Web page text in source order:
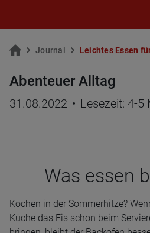
Jour­nal Leich­tes Essen
Abenteuer Alltag
31.08.2022 • Lesezeit: 4-5
Was essen
Kochen in der Sommerhitze?
Küche das Eis schon beim